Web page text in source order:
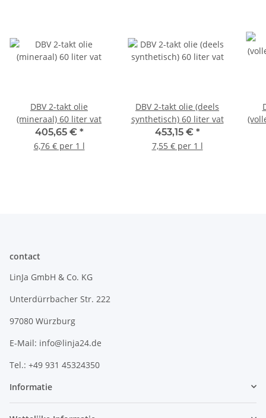
DBV 2-takt olie
(mineraal) 60 liter vat
405,65 € *
6,76 € per 1 l
DBV 2-takt olie (deels
synthetisch) 60 liter vat
453,15 € *
7,55 € per 1 l
contact
LinJa GmbH & Co. KG
Unterdürrbacher Str. 222
97080 Würzburg
E-Mail: info@linja24.de
Tel.: +49 931 45324350
Informatie